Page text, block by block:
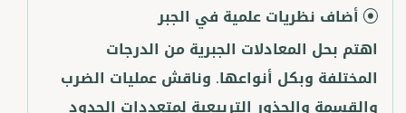
أضاف نظريات علمية في الجبر
اهتم بحل المعادلات الجبرية من الدرجات
المختلفة وبكل أنواعها. وناقش عمليات الضرب
والقسمة والجذور التربيعية لمتعددات الحدود